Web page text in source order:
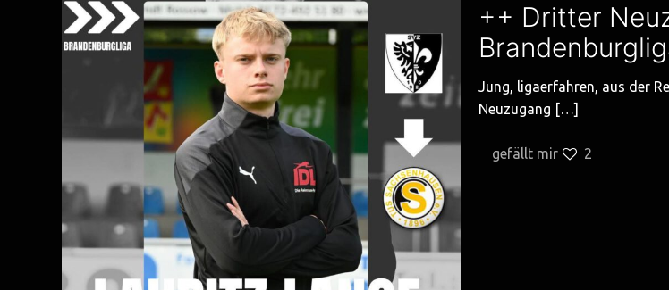
++ Dritter
Jung, ligaerfahren, aus der
Neuzugang […]
gefällt mir 2